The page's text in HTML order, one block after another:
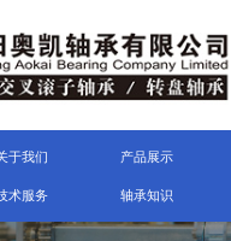
于我们 产品展示
术服务 轴承知识